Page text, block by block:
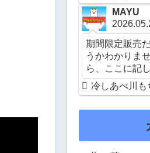
MAYU
期間限定販売
うかわかりま
ら、ここに記
冷しあべ川も